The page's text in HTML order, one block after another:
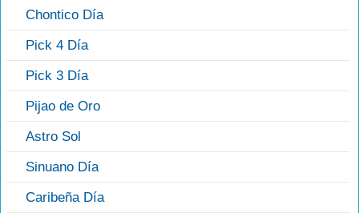
Chontico Día
Pick 4 Día
Pick 3 Día
Pijao de Oro
Astro Sol
Sinuano Día
Caribeña Día